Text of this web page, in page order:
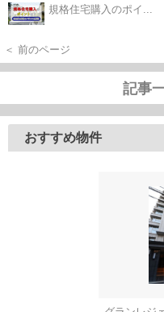
規格住宅購入のポイ...
＜ 前のページ
記事
おすすめ物件